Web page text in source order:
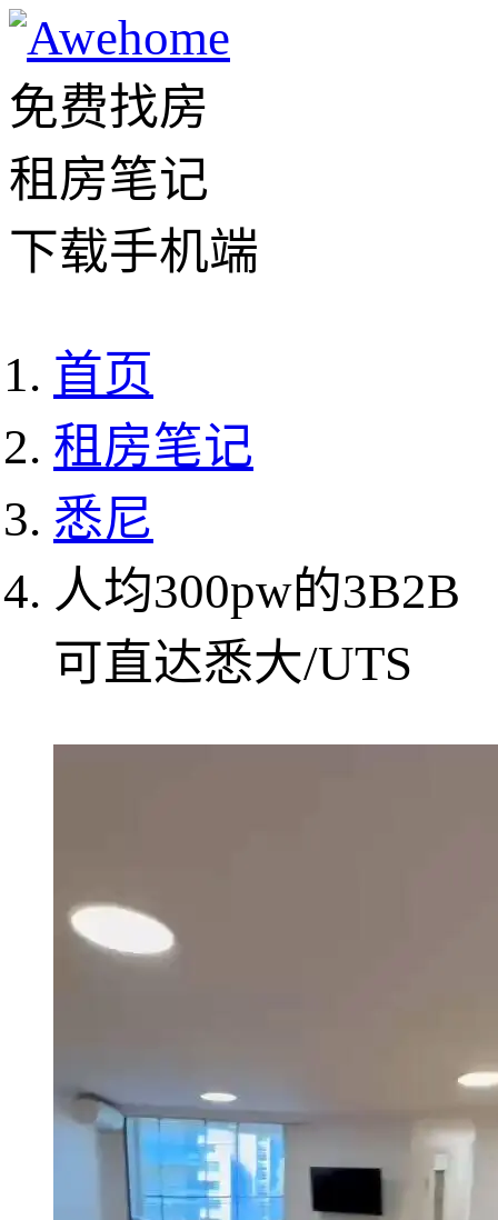
免费找房
租房笔记
下载手机端
首页
租房笔记
悉尼
人均300pw的3B2B
可直达悉大/UTS